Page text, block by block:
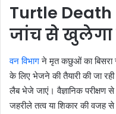
Turtle Death
जांच से खुलेगा
वन विभागने मृत कछुओं का बिसरा
के लिए भेजने की तैयारी की जा
लैब भेजे जाएं। वैज्ञानिक परीक्षण से
जहरीले तत्व या शिकार की वजह